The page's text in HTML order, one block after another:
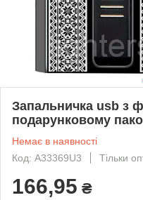
Запальничка usb з
подарунковому
Немає в наявності
Код: A33369U3
Тільки
166,95 ₴